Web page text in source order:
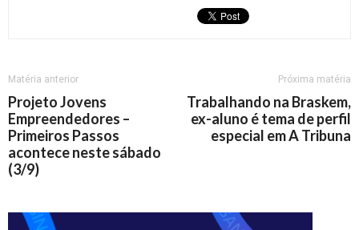
Matéria anterior
Projeto Jovens
Empreendedores –
Primeiros Passos
acontece neste sábado
(3/9)
Próxima matéria
Trabalhando na Braskem,
ex-aluno é tema de perfil
especial em A Tribuna